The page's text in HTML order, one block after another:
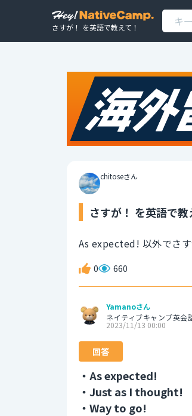
さすが！ を英語で教えて！
chitoseさん
さすが！ を英語で教
As expected! 以外でさす
0 660
Yamanoさん
ネイティブキャンプ英会
2023/11/13 00:00
回答
・As expected!
・Just as I thought!
・Way to go!